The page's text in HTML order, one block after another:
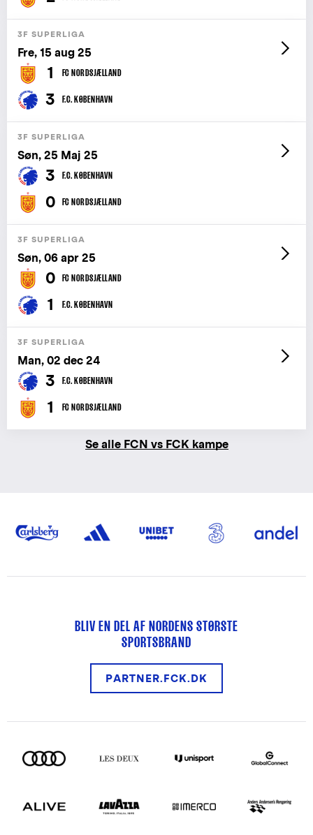
3F SUPERLIGA
Fre, 15 aug 25
1 FC NORDSJÆLLAND
3 F.C. KØBENHAVN
3F SUPERLIGA
Søn, 25 Maj 25
3 F.C. KØBENHAVN
0 FC NORDSJÆLLAND
3F SUPERLIGA
Søn, 06 apr 25
0 FC NORDSJÆLLAND
1 F.C. KØBENHAVN
3F SUPERLIGA
Man, 02 dec 24
3 F.C. KØBENHAVN
1 FC NORDSJÆLLAND
Se alle FCN vs FCK kampe
BLIV EN DEL AF NORDENS STØRSTE
SPORTSBRAND
PARTNER.FCK.DK